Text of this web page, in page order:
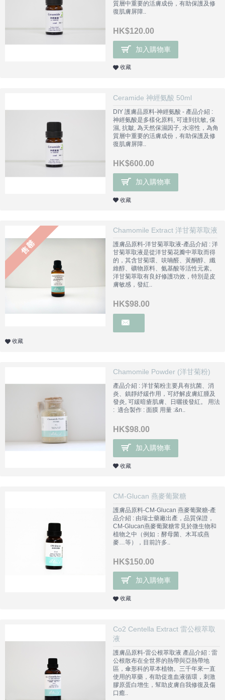
質層中重要的活膚成份，有助保護及修
復肌膚屏障..
HK$120.00
加入購物車
收藏
Ceramide 神經氨酸 50ml
DIY 護膚品原料-神經氨酸 - 產品介紹 :
神經氨酸是多樣化原料, 可達到抗敏, 保
濕, 抗皺, 為天然保濕因子, 水溶性，為角
質層中重要的活膚成份，有助保護及修
復肌膚屏障..
HK$600.00
加入購物車
收藏
售罄
Chamomile Extract 洋甘菊萃取液
護膚品原料-洋甘菊萃取液-產品介紹 : 洋
甘菊萃取液是從洋甘菊花瓣中萃取而得
的，其含甘菊環、呋喃醛、黃酮醇、纖
維醇、礦物原料、氨基酸等活性元素。
洋甘菊萃取有良好修護功效，特別是皮
膚敏感，發紅..
HK$98.00
收藏
Chamomile Powder (洋甘菊粉)
產品介紹 : 洋甘菊粉主要具有抗菌、消
炎、鎮靜紓緩作用，可紓解皮膚紅腫及
發炎, 可緩暗瘡肌膚、日曬後發紅。 用法
: 適合製作 : 面膜 用量 :&n..
HK$98.00
加入購物車
收藏
CM-Glucan 燕麥葡聚糖
護膚品原料-CM-Glucan 燕麥葡聚糖-產
品介紹 : 由瑞士藥廠出產，品質保證，
CM-Glucan燕麥葡聚糖常見於微生物和
植物之中（例如：酵母菌、木耳或燕
麥…等），目前許多..
HK$150.00
加入購物車
收藏
Co2 Centella Extract 雷公根萃取
液
護膚品原料-雷公根萃取液 產品介紹 : 雷
公根散布在全世界的熱帶與亞熱帶地
區，傘形科的草本植物。三千年來一直
使用的草藥，有助促進血液循環，刺激
膠原蛋白增生，幫助皮膚自我修復及傷
口癒..